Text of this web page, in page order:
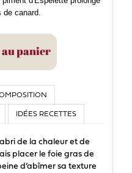
canard.
panier
IDÉES RECETTES
de la chaleur et de
placer le foie gras de
d’abîmer sa texture